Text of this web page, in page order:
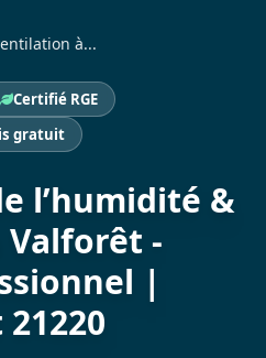
à...
Certifié RGE
gratuit
l’humidité &
-
|